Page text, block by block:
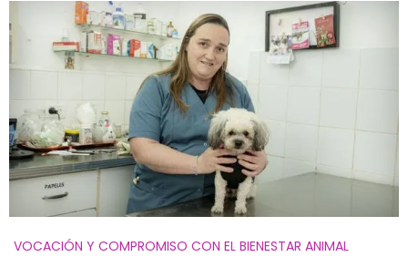
VOCACIÓN Y COMPROMISO CON EL BIENESTAR ANIMAL